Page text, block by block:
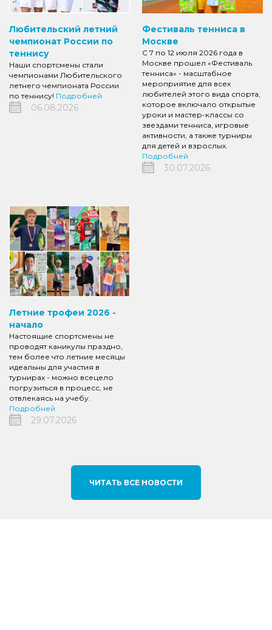
Любительский летний
чемпионат России по
теннису
Наши спортсмены стали
чемпионами Любительского
летнего чемпионата России
по теннису! Подробней
06.08.2026
Фестиваль тенниса в
Москве
С 7 по 12 июля 2026 года в
Москве прошел «Фестиваль
тенниса» - масштабное
мероприятие для всех
любителей этого вида спорта,
которое включало открытые
уроки и мастер-классы со
звездами тенниса, игровые
активности, а также турниры
для детей и взрослых.
Подробней
30.07.2026
Летние трофеи 2026 -
начало
Настоящие спортсмены не
проводят каникулы праздно,
тем более что летние месяцы
идеальны для участия в
турнирах - можно всецело
погрузиться в процесс, не
отвлекаясь на учебу.
Подробней
29.07.2026
ЧИТАТЬ ВСЕ НОВОСТИ